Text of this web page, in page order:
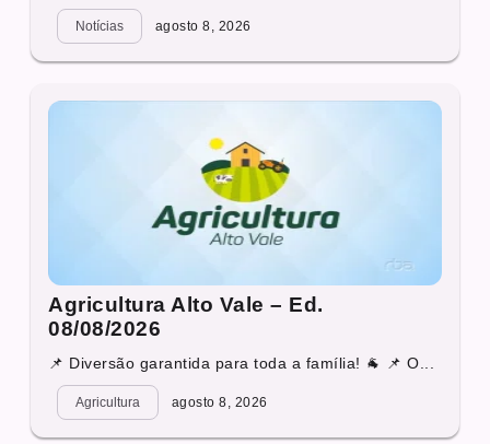
Notícias agosto 8, 2026
Agricultura Alto Vale – Ed.
08/08/2026
📌 Diversão garantida para toda a família! 🐐 📌 O...
Agricultura agosto 8, 2026